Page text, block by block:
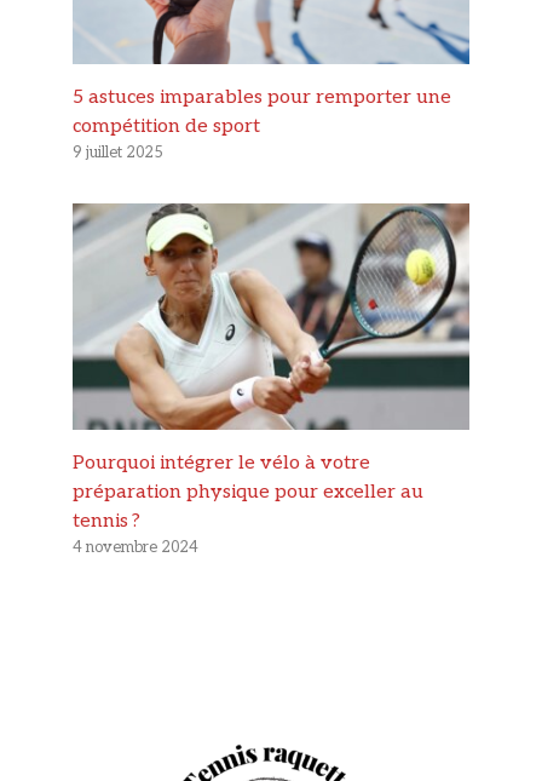
5 astuces imparables pour remporter une
compétition de sport
9 juillet 2025
Pourquoi intégrer le vélo à votre
préparation physique pour exceller au
tennis ?
4 novembre 2024